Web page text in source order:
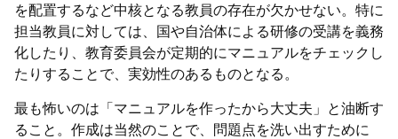
を配置するなど中核となる教員の存在が欠かせない。特に
担当教員に対しては、国や自治体による研修の受講を義務
化したり、教育委員会が定期的にマニュアルをチェックし
たりすることで、実効性のあるものとなる。
最も怖いのは「マニュアルを作ったから大丈夫」と油断す
ること。作成は当然のことで、問題点を洗い出すために